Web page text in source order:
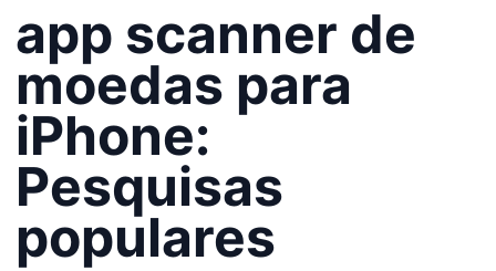
app scanner de
moedas para
iPhone:
Pesquisas
populares